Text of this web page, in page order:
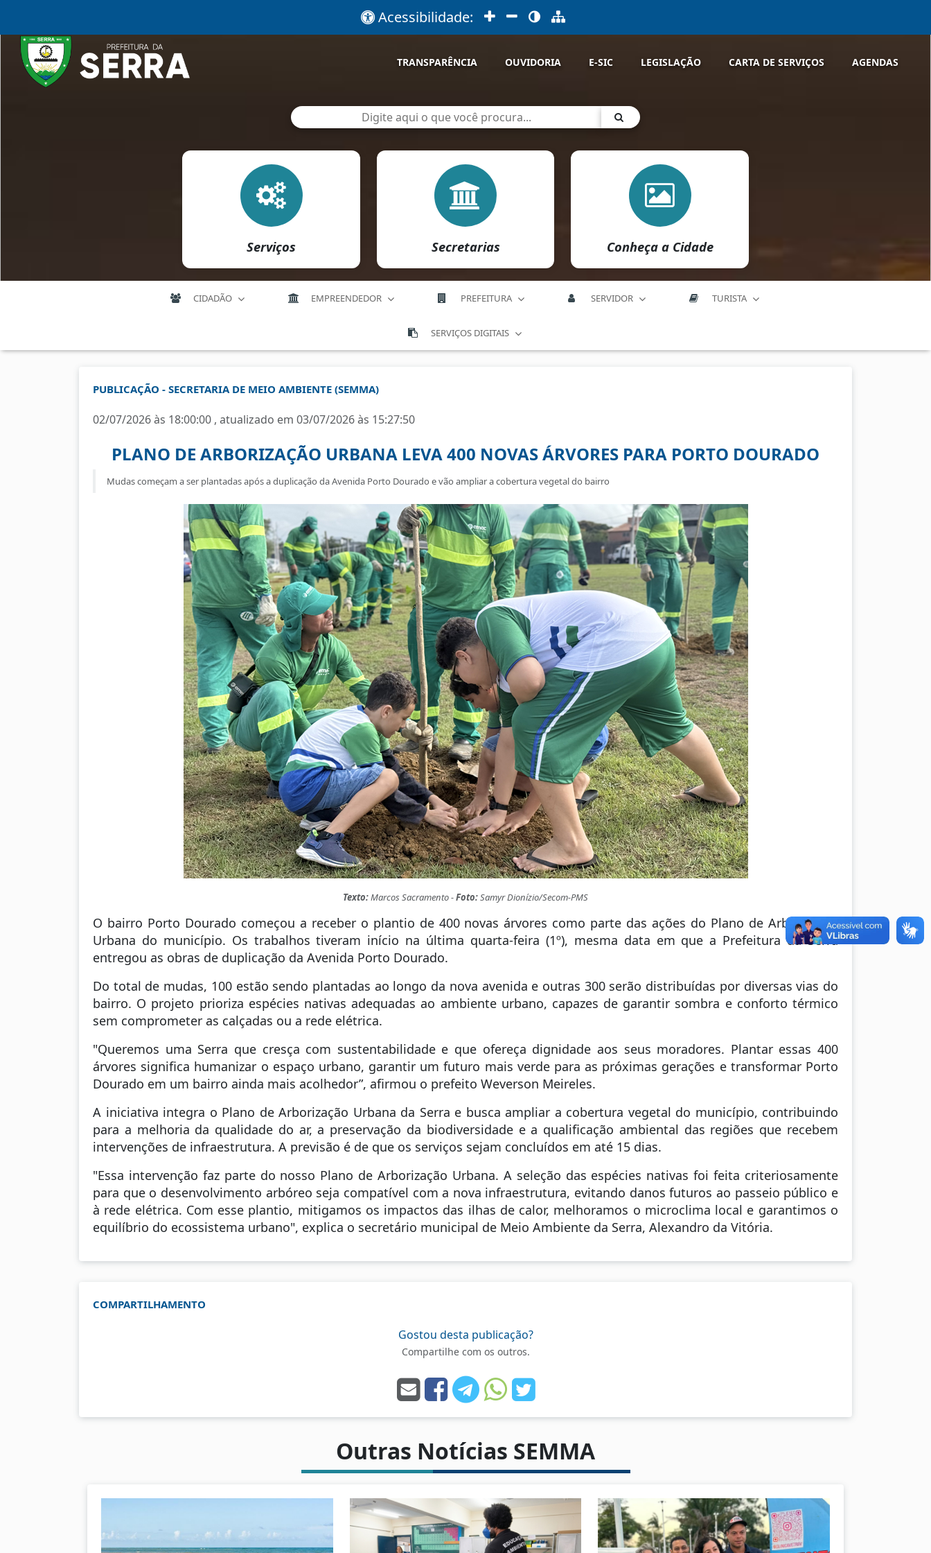
Acessibilidade:
TRANSPARÊNCIA OUVIDORIA E-SIC LEGISLAÇÃO CARTA DE SERVIÇOS AGENDAS
Serviços Secretarias Conheça a Cidade
CIDADÃO EMPREENDEDOR PREFEITURA SERVIDOR TURISTA
SERVIÇOS DIGITAIS
PUBLICAÇÃO - SECRETARIA DE MEIO AMBIENTE (SEMMA)
02/07/2026 às 18:00:00 , atualizado em 03/07/2026 às 15:27:50
PLANO DE ARBORIZAÇÃO URBANA LEVA 400 NOVAS ÁRVORES PARA PORTO DOURADO
Mudas começam a ser plantadas após a duplicação da Avenida Porto Dourado e vão ampliar a cobertura vegetal do bairro
Texto:Marcos Sacramento -Foto:Samyr Dionízio/Secom-PMS
O bairro Porto Dourado começou a receber o plantio de 400 novas árvores como parte das ações do Plano de Arborização
Urbana do município. Os trabalhos tiveram início na última quarta-feira (1º), mesma data em que a Prefeitura da Serra
entregou as obras de duplicação da Avenida Porto Dourado.
Do total de mudas, 100 estão sendo plantadas ao longo da nova avenida e outras 300 serão distribuídas por diversas vias do
bairro. O projeto prioriza espécies nativas adequadas ao ambiente urbano, capazes de garantir sombra e conforto térmico
sem comprometer as calçadas ou a rede elétrica.
"Queremos uma Serra que cresça com sustentabilidade e que ofereça dignidade aos seus moradores. Plantar essas 400
árvores significa humanizar o espaço urbano, garantir um futuro mais verde para as próximas gerações e transformar Porto
Dourado em um bairro ainda mais acolhedor”, afirmou o prefeito Weverson Meireles.
A iniciativa integra o Plano de Arborização Urbana da Serra e busca ampliar a cobertura vegetal do município, contribuindo
para a melhoria da qualidade do ar, a preservação da biodiversidade e a qualificação ambiental das regiões que recebem
intervenções de infraestrutura. A previsão é de que os serviços sejam concluídos em até 15 dias.
"Essa intervenção faz parte do nosso Plano de Arborização Urbana. A seleção das espécies nativas foi feita criteriosamente
para que o desenvolvimento arbóreo seja compatível com a nova infraestrutura, evitando danos futuros ao passeio público e
à rede elétrica. Com esse plantio, mitigamos os impactos das ilhas de calor, melhoramos o microclima local e garantimos o
equilíbrio do ecossistema urbano", explica o secretário municipal de Meio Ambiente da Serra, Alexandro da Vitória.
COMPARTILHAMENTO
Gostou desta publicação?
Compartilhe com os outros.
Outras Notícias SEMMA